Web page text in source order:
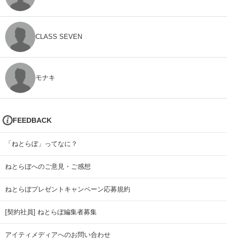
CLASS SEVEN
モナキ
FEEDBACK
「ねとらぼ」ってなに？
ねとらぼへのご意見・ご感想
ねとらぼプレゼントキャンペーン応募規約
[契約社員] ねとらぼ編集者募集
アイティメディアへのお問い合わせ